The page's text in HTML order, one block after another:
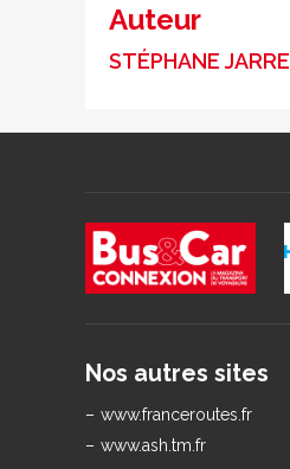
Auteur
STÉPHANE JARRE
Nos autres sites
www.franceroutes.fr
www.ash.tm.fr